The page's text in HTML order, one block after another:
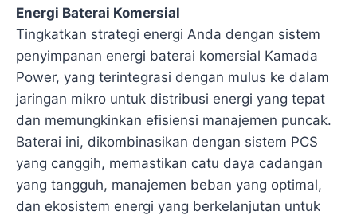
Energi Baterai Komersial
Tingkatkan strategi energi Anda dengan sistem
penyimpanan energi baterai komersial Kamada
Power, yang terintegrasi dengan mulus ke dalam
jaringan mikro untuk distribusi energi yang tepat
dan memungkinkan efisiensi manajemen puncak.
Baterai ini, dikombinasikan dengan sistem PCS
yang canggih, memastikan catu daya cadangan
yang tangguh, manajemen beban yang optimal,
dan ekosistem energi yang berkelanjutan untuk